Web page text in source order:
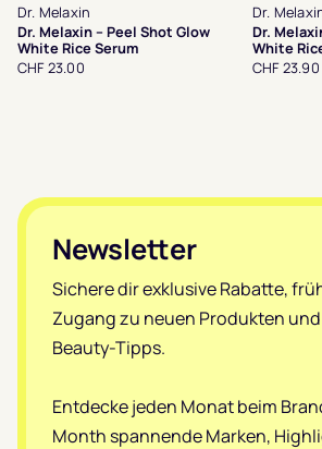
Dr. Melaxin
Dr. Melaxin – Peel Shot Glow
White Rice Serum
CHF 23.00
Dr.
Dr.
White
CHF 23.90
Footer
Newsletter
Sichere dir exklusive Rabatte,
Zugang zu neuen Produkten
Beauty-Tipps.
Entdecke jeden Monat beim
Month spannende Marken,